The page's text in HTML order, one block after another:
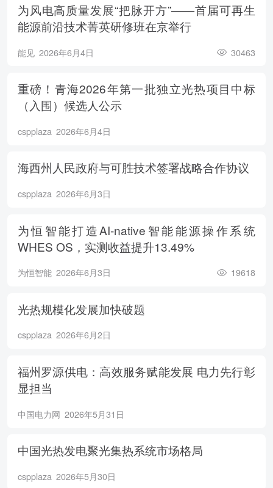
为风电高质量发展“把脉开方”——首届可再生
能源前沿技术菁英研修班在京举行
能见 2026年6月4日 30463
重磅！青海2026年第一批独立光热项目中标
（入围）候选人公示
cspplaza 2026年6月4日
海西州人民政府与可胜技术签署战略合作协议
cspplaza 2026年6月3日
为恒智能打造AI-native智能能源操作系统
WHES OS，实测收益提升13.49%
为恒智能 2026年6月3日 19618
光热规模化发展加快破题
cspplaza 2026年6月2日
福州罗源供电：高效服务赋能发展 电力先行彰
显担当
中国电力网 2026年5月31日
中国光热发电聚光集热系统市场格局
cspplaza 2026年5月30日